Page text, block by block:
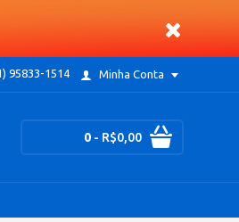
95833-1514 Minha Conta
0 - R$0,00